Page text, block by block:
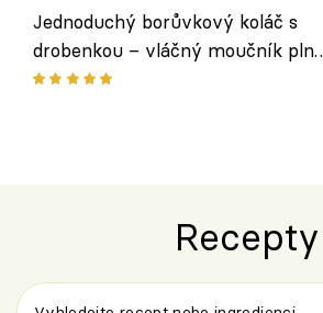
Jednoduchý borůvkový koláč s
drobenkou – vláčný moučník plný
ovoce
Recepty